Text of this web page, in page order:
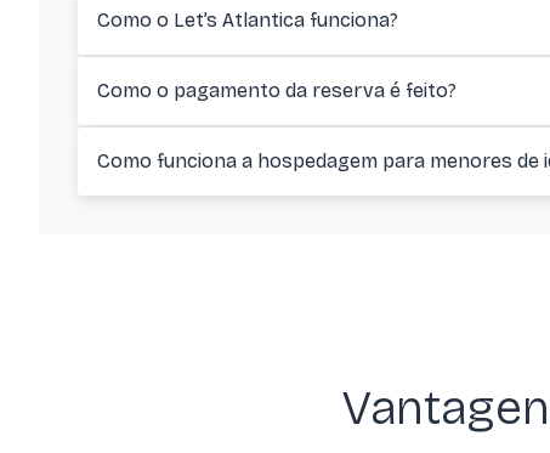
Como o Let’s Atlantica funciona?
Como o pagamento da reserva é feito?
Como funciona a hospedagem para menores de